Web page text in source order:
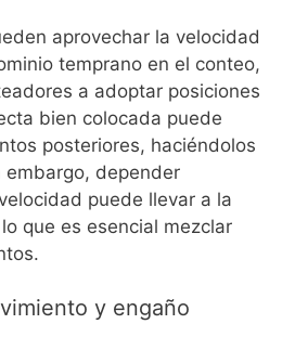
aprovechar la velocidad
temprano en el conteo,
a adoptar posiciones
bien colocada puede
posteriores, haciéndolos
embargo, depender
puede llevar a la
que es esencial mezclar
y engaño